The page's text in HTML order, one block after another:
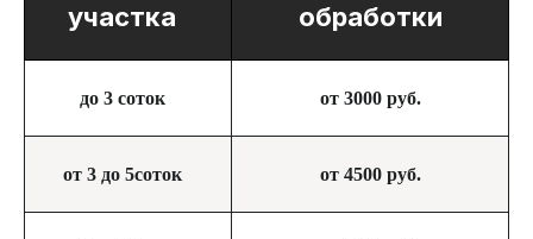
участка
обработки
до 3 соток от 3000 руб.
от 3 до 5соток от 4500 руб.